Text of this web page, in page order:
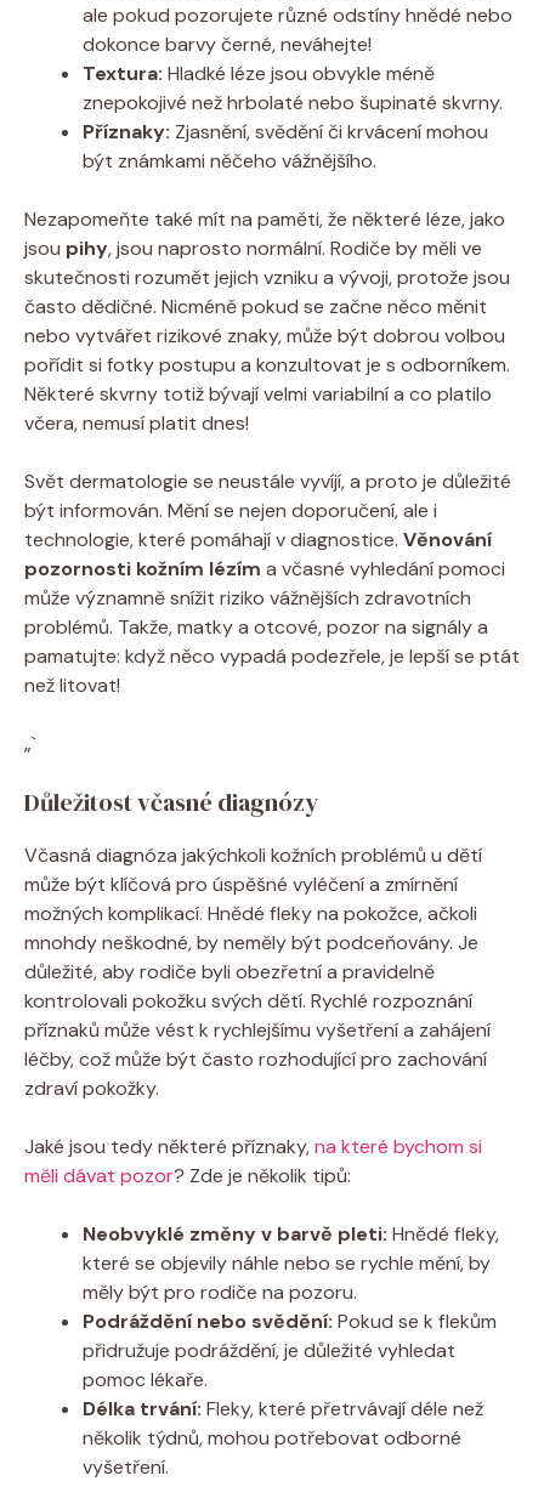
ale pokud pozorujete různé odstíny hnědé nebo
dokonce barvy černé, neváhejte!
Textura: Hladké léze jsou obvykle méně
znepokojivé než hrbolaté nebo šupinaté skvrny.
Příznaky: Zjasnění, svědění či krvácení mohou
být známkami něčeho vážnějšího.
Nezapomeňte také mít na paměti, že některé léze, jako
jsou pihy, jsou naprosto normální. Rodiče by měli ve
skutečnosti rozumět jejich vzniku a vývoji, protože jsou
často dědičné. Nicméně pokud se začne něco měnit
nebo vytvářet rizikové znaky, může být dobrou volbou
pořídit si fotky postupu a konzultovat je s odborníkem.
Některé skvrny totiž bývají velmi variabilní a co platilo
včera, nemusí platit dnes!
Svět dermatologie se neustále vyvíjí, a proto je důležité
být informován. Mění se nejen doporučení, ale i
technologie, které pomáhají v diagnostice. Věnování
pozornosti kožním lézím a včasné vyhledání pomoci
může významně snížit riziko vážnějších zdravotních
problémů. Takže, matky a otcové, pozor na signály a
pamatujte: když něco vypadá podezřele, je lepší se ptát
než litovat!
„`
Důležitost včasné diagnózy
Včasná diagnóza jakýchkoli kožních problémů u dětí
může být klíčová pro úspěšné vyléčení a zmírnění
možných komplikací. Hnědé fleky na pokožce, ačkoli
mnohdy neškodné, by neměly být podceňovány. Je
důležité, aby rodiče byli obezřetní a pravidelně
kontrolovali pokožku svých dětí. Rychlé rozpoznání
příznaků může vést k rychlejšímu vyšetření a zahájení
léčby, což může být často rozhodující pro zachování
zdraví pokožky.
Jaké jsou tedy některé příznaky,na které bychom si
měli dávat pozor? Zde je několik tipů:
Neobvyklé změny v barvě pleti: Hnědé fleky,
které se objevily náhle nebo se rychle mění, by
měly být pro rodiče na pozoru.
Podráždění nebo svědění: Pokud se k flekům
přidružuje podráždění, je důležité vyhledat
pomoc lékaře.
Délka trvání: Fleky, které přetrvávají déle než
několik týdnů, mohou potřebovat odborné
vyšetření.